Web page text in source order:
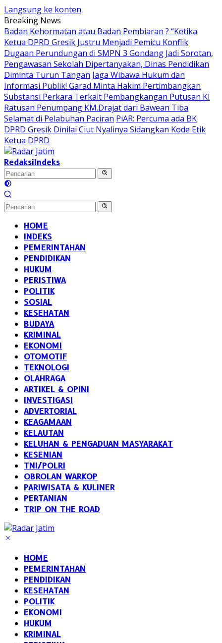
Langsung ke konten
Breaking News
Badan Kehormatan atau Badan Pembiaran ? “Ketika
Ketua DPRD Gresik Justru Menjadi Pemicu Konflik
Dugaan Perundungan di SMPN 3 Gondang Jadi Sorotan,
Pengawasan Sekolah Dipertanyakan, Dinas Pendidikan
Diminta Turun Tangan Jaga Wibawa Hukum dan
Informasi Publik! Garad Minta Hakim Pertimbangkan
Substansi Perkara Terkait Pembangkangan Putusan KI
Ratusan Penumpang KM.Drajat dari Bawean Tiba
Selamat di Pelabuhan Paciran PiAR: Percuma ada BK
DPRD Gresik Dinilai Ciut Nyalinya Sidangkan Kode Etik
Ketua DPRD
RedaksiIndeks
HOME
INDEKS
PEMERINTAHAN
PENDIDIKAN
HUKUM
PERISTIWA
POLITIK
SOSIAL
KESEHATAN
BUDAYA
KRIMINAL
EKONOMI
OTOMOTIF
TEKNOLOGI
OLAHRAGA
ARTIKEL & OPINI
INVESTIGASI
ADVERTORIAL
KEAGAMAAN
KELAUTAN
KELUHAN & PENGADUAN MASYARAKAT
KESENIAN
TNI/POLRI
OBROLAN WARKOP
PARIWISATA & KULINER
PERTANIAN
TRIP ON THE ROAD
HOME
PEMERINTAHAN
PENDIDIKAN
KESEHATAN
POLITIK
EKONOMI
HUKUM
KRIMINAL